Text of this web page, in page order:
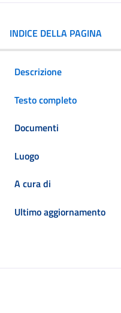
INDICE DELLA PAGINA
Descrizione
Testo completo
Documenti
Luogo
A cura di
Ultimo aggiornamento